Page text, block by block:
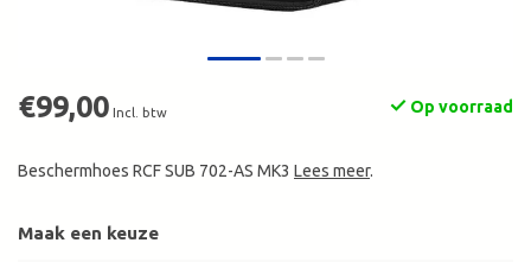
€99,00 Incl. btw Op voorraad
Beschermhoes RCF SUB 702-AS MK3 Lees meer.
Maak een keuze